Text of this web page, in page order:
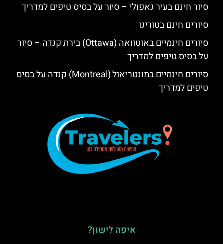
סיור חינם בעיר נאפולי – סיור על בסיס טיפים למדריך
סיורים חינם בטורינו
סיורים חינמיים באוטוואה (Ottawa) בירת קנדה – סיור
על בסיס טיפים למדריך
סיורים חינמיים במונטריאול (Montreal) קנדה על בסיס
טיפים למדריך
איפה לישון?